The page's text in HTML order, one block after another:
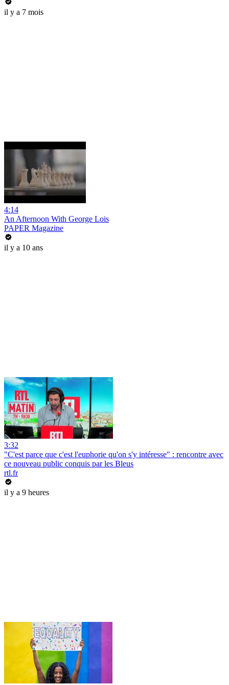
il y a 7 mois
4:14
An Afternoon With George Lois
PAPER Magazine
il y a 10 ans
3:32
"C'est parce que c'est l'euphorie qu'on s'y intéresse" : rencontre avec
ce nouveau public conquis par les Bleus
rtl.fr
il y a 9 heures